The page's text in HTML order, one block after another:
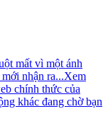
mất vì một ánh
nhận ra...Xem
chính thức của
khác đang chờ bạn